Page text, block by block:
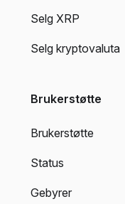
Selg XRP
Selg kryptovaluta
Brukerstøtte
Brukerstøtte
Status
Gebyrer